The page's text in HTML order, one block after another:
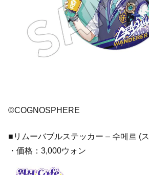
©COGNOSPHERE
■リムーバブルステッカー – 수메르 (
・価格：3,000ウォン